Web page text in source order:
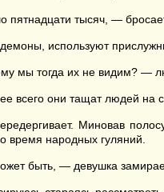
пятнадцати тысяч, —
используют
мы тогда их не видим? —
всего они тащат людей на
Миновав
время народных гуляний.
быть, — девушка